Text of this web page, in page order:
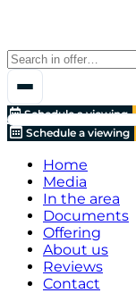
Schedule a viewing
Schedule a viewing
Home
Media
In the area
Documents
Offering
About us
Reviews
Contact